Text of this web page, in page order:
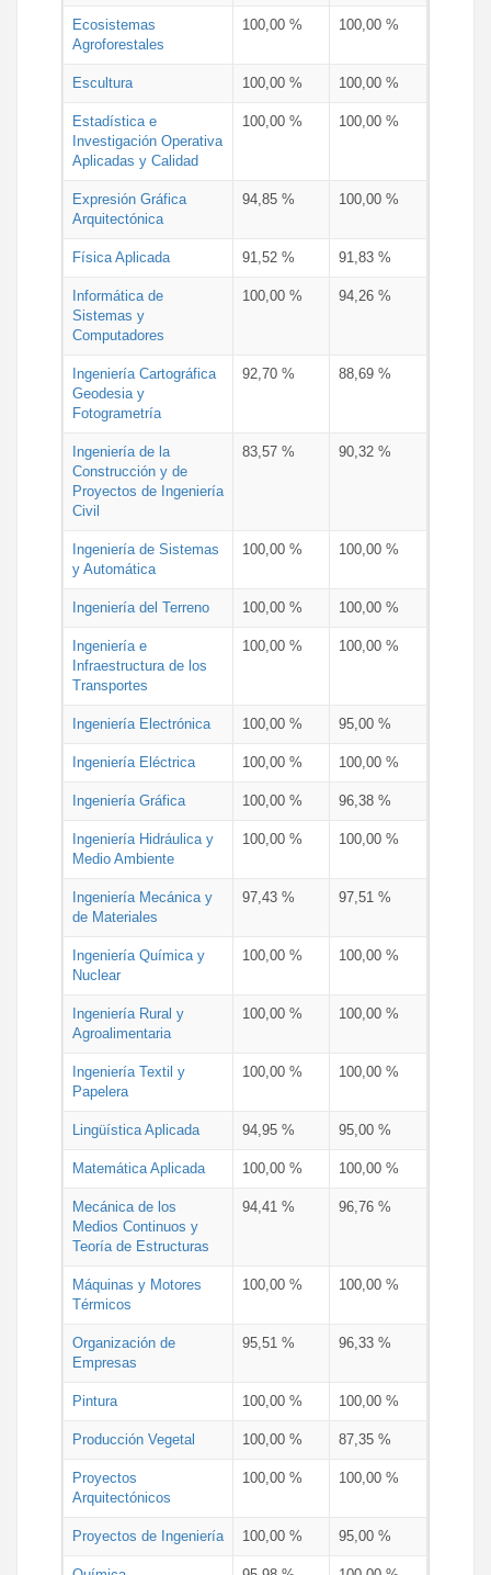
Ecosistemas
Agroforestales
100,00 % 100,00 %
Escultura 100,00 % 100,00 %
Estadística e
Investigación Operativa
Aplicadas y Calidad
100,00 % 100,00 %
Expresión Gráfica
Arquitectónica
94,85 % 100,00 %
Física Aplicada 91,52 % 91,83 %
Informática de
Sistemas y
Computadores
100,00 % 94,26 %
Ingeniería Cartográfica
Geodesia y
Fotogrametría
92,70 % 88,69 %
Ingeniería de la
Construcción y de
Proyectos de Ingeniería
Civil
83,57 % 90,32 %
Ingeniería de Sistemas
y Automática
100,00 % 100,00 %
Ingeniería del Terreno 100,00 % 100,00 %
Ingeniería e
Infraestructura de los
Transportes
100,00 % 100,00 %
Ingeniería Electrónica 100,00 % 95,00 %
Ingeniería Eléctrica 100,00 % 100,00 %
Ingeniería Gráfica 100,00 % 96,38 %
Ingeniería Hidráulica y
Medio Ambiente
100,00 % 100,00 %
Ingeniería Mecánica y
de Materiales
97,43 % 97,51 %
Ingeniería Química y
Nuclear
100,00 % 100,00 %
Ingeniería Rural y
Agroalimentaria
100,00 % 100,00 %
Ingeniería Textil y
Papelera
100,00 % 100,00 %
Lingüística Aplicada 94,95 % 95,00 %
Matemática Aplicada 100,00 % 100,00 %
Mecánica de los
Medios Continuos y
Teoría de Estructuras
94,41 % 96,76 %
Máquinas y Motores
Térmicos
100,00 % 100,00 %
Organización de
Empresas
95,51 % 96,33 %
Pintura 100,00 % 100,00 %
Producción Vegetal 100,00 % 87,35 %
Proyectos
Arquitectónicos
100,00 % 100,00 %
Proyectos de Ingeniería 100,00 % 95,00 %